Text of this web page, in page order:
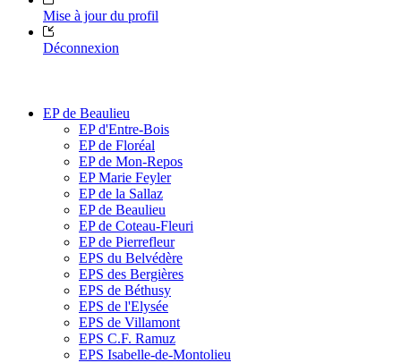
Mise à jour du profil
Déconnexion
EP de Beaulieu
EP d'Entre-Bois
EP de Floréal
EP de Mon-Repos
EP Marie Feyler
EP de la Sallaz
EP de Beaulieu
EP de Coteau-Fleuri
EP de Pierrefleur
EPS du Belvédère
EPS des Bergières
EPS de Béthusy
EPS de l'Elysée
EPS de Villamont
EPS C.F. Ramuz
EPS Isabelle-de-Montolieu